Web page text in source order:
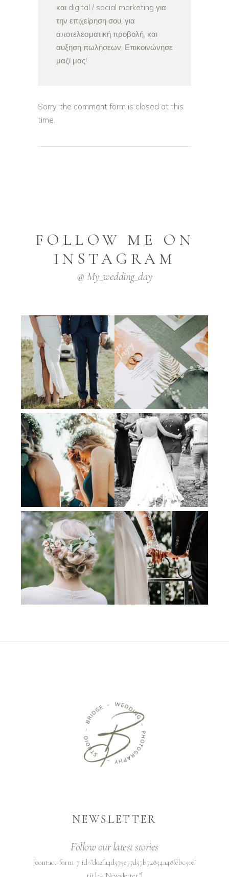
και digital / social marketing για
την επιχείρηση σου, για
αποτελεσματική προβολή, και
αυξηση πωλήσεων; Επικοινώνησε
μαζί μας!
Sorry, the comment form is closed at this
time.
FOLLOW ME ON
INSTAGRAM
@ My_wedding_day
NEWSLETTER
Follow our latest stories
[contact-form-7 id="d02fa4d575e77d57b72854a48febc50a"